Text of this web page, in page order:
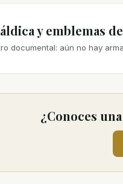
y emblemas
documental: aún no hay
¿Conoces